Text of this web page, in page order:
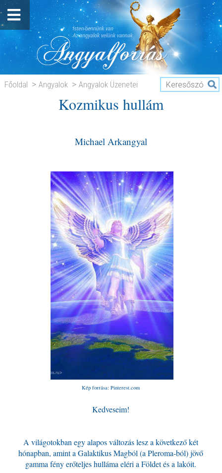
Főoldal Angyalok
Angyalok Üzenetei
Kozmikus hullámKozmikus hullám
Michael Arkangyal
Kép forrása: Pinterest.com
Kedveseim!
A világotokban egy alapos változás lesz a következő két
hónapban, amint a Galaktikus Magból (a Pleroma-ból) jövő
gamma fény erőteljes hulláma eléri a Földet és a lakóit.